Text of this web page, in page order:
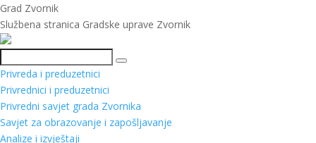
Grad Zvornik
Službena stranica Gradske uprave Zvornik
Pretraga
Privreda i preduzetnici
Privrednici i preduzetnici
Privredni savjet grada Zvornika
Savjet za obrazovanje i zapošljavanje
Analize i izvještaji